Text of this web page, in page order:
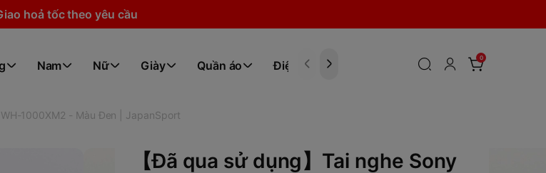
hoả tốc theo yêu cầu
Nam Nữ Giày Quần áo Điện tử
0
1000XM2 - Màu Đen | JapanSport
【Đã qua sử dụng】Tai nghe Sony